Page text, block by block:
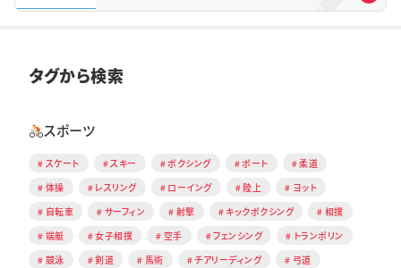
タグから検索
スポーツ
スケート スキー ボクシング ボート
柔道
体操
レスリング ローイング 陸上
ヨット
自転車
サーフィン 射撃 キックボクシング
相撲
端艇
女子相撲 空手 フェンシング
トランポリン
競泳
剣道 馬術 チアリーディング
弓道